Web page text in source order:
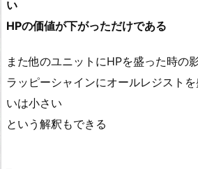
い
HPの価値が下がっただけである
また他のユニットにHPを盛った時の
ラッピーシャインにオールレジスト
いは小さい
という解釈もできる